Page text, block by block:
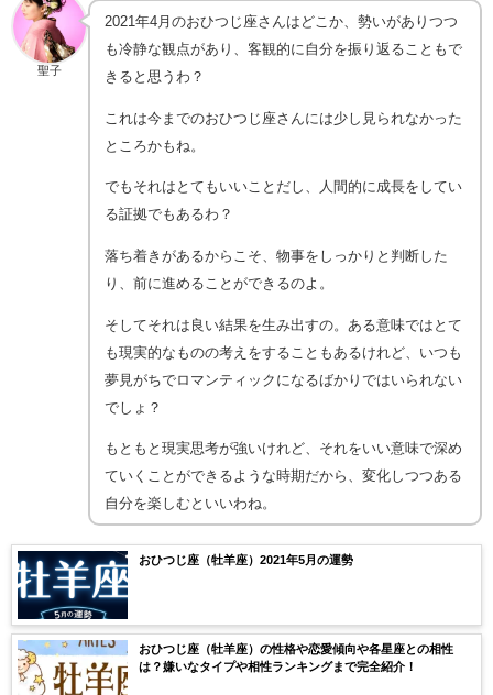
聖子
2021年4月のおひつじ座さんはどこか、勢いがありつつ
も冷静な観点があり、客観的に自分を振り返ることもで
きると思うわ？
これは今までのおひつじ座さんには少し見られなかった
ところかもね。
でもそれはとてもいいことだし、人間的に成長をしてい
る証拠でもあるわ？
落ち着きがあるからこそ、物事をしっかりと判断した
り、前に進めることができるのよ。
そしてそれは良い結果を生み出すの。ある意味ではとて
も現実的なものの考えをすることもあるけれど、いつも
夢見がちでロマンティックになるばかりではいられない
でしょ？
もともと現実思考が強いけれど、それをいい意味で深め
ていくことができるような時期だから、変化しつつある
自分を楽しむといいわね。
おひつじ座（牡羊座）2021年5月の運勢
おひつじ座（牡羊座）の性格や恋愛傾向や各星座との相性
は？嫌いなタイプや相性ランキングまで完全紹介！